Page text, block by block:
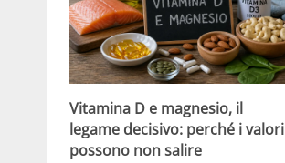
Vitamina D e magnesio, il
legame decisivo: perché i valori
possono non salire